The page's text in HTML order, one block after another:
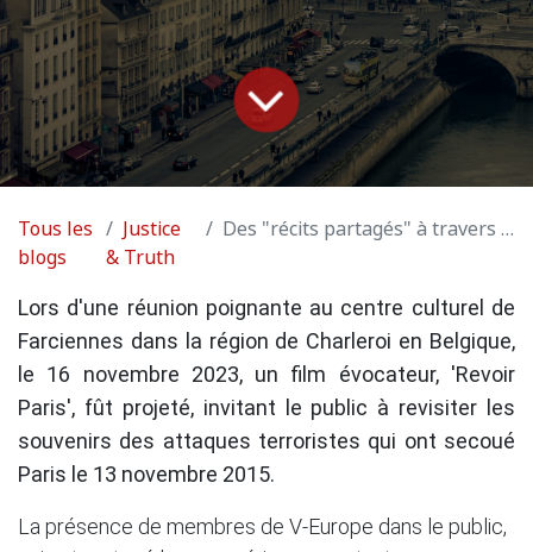
Tous les
blogs
Justice
& Truth
Des "récits partagés" à travers l'art cinématographique
Lors d'une réunion poignante au centre culturel de
Farciennes dans la région de Charleroi en Belgique,
le 16 novembre 2023, un film évocateur, 'Revoir
Paris', fût projeté, invitant le public à revisiter les
souvenirs des attaques terroristes qui ont secoué
Paris le 13 novembre 2015.
La présence de membres de V-Europe dans le public,